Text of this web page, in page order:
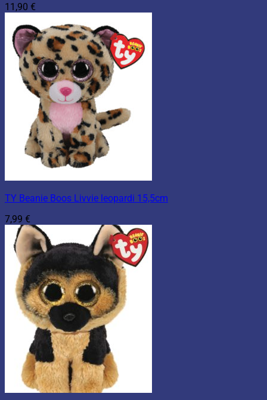
11,90 €
TY Beanie Boos Livvie leopardi 15,5cm
7,99 €